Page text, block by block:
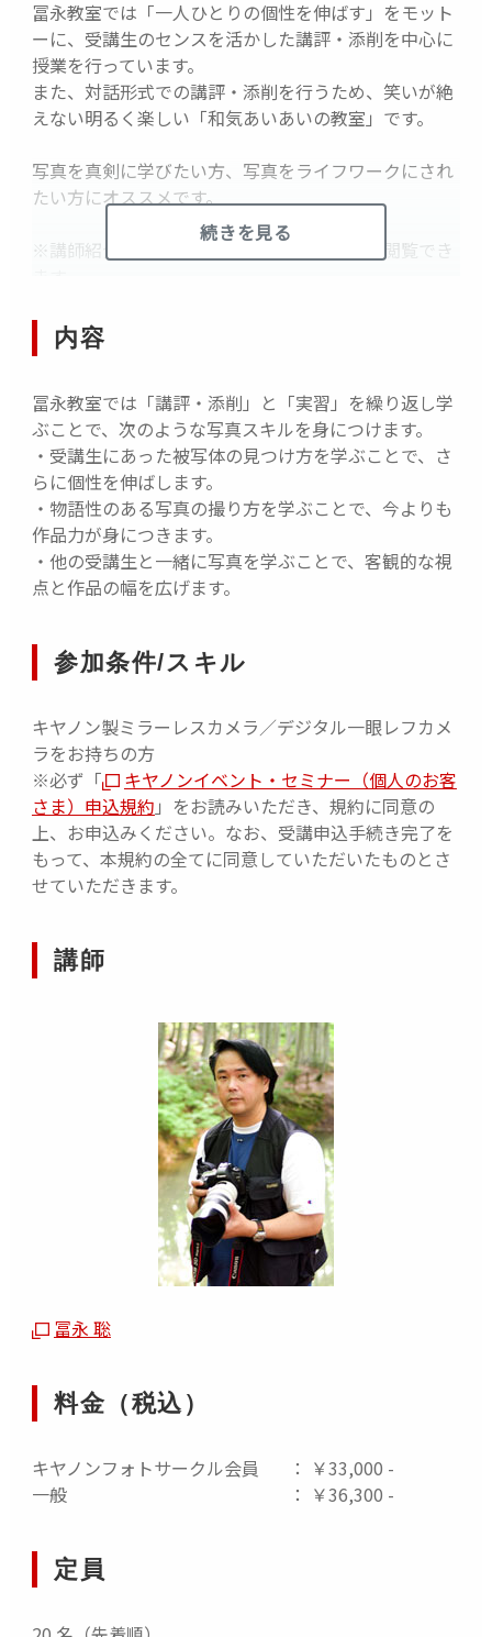
冨永教室では「一人ひとりの個性を伸ばす」をモット
ーに、受講生のセンスを活かした講評・添削を中心に
授業を行っています。
また、対話形式での講評・添削を行うため、笑いが絶
えない明るく楽しい「和気あいあいの教室」です。
写真を真剣に学びたい方、写真をライフワークにされ
たい方にオススメです。
※講師紹介ページから冨永先生の紹介動画が閲覧でき
中止となります／お早めにお申込みください！
続きを見る
内容
冨永教室では「講評・添削」と「実習」を繰り返し学
ぶことで、次のような写真スキルを身につけます。
・受講生にあった被写体の見つけ方を学ぶことで、さ
らに個性を伸ばします。
・物語性のある写真の撮り方を学ぶことで、今よりも
作品力が身につきます。
・他の受講生と一緒に写真を学ぶことで、客観的な視
点と作品の幅を広げます。
参加条件/スキル
キヤノン製ミラーレスカメラ／デジタル一眼レフカメ
ラをお持ちの方
※必ず「
キヤノンイベント・セミナー（個人のお客
さま）申込規約 」をお読みいただき、規約に同意の
上、お申込みください。なお、受講申込手続き完了を
もって、本規約の全てに同意していただいたものとさ
せていただきます。
講師
冨永 聡
料金（税込）
キヤノンフォトサークル会員
： ￥33,000 -
一般
： ￥36,300 -
定員